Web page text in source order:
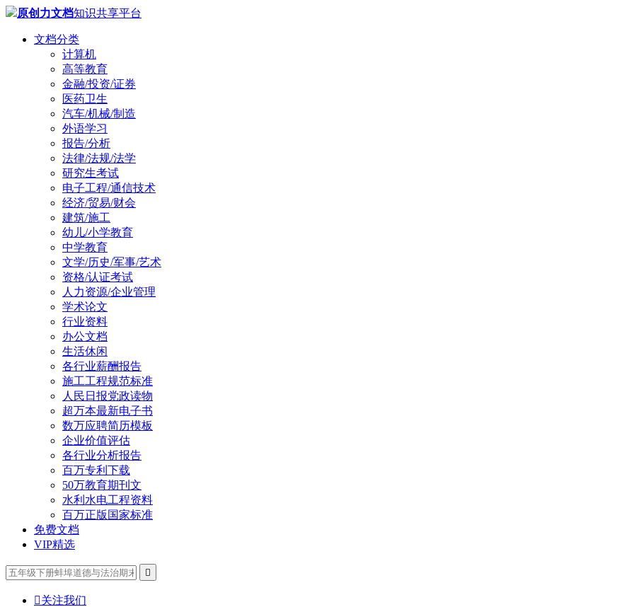
原创力文档知识共享平台
文档分类
计算机
高等教育
金融/投资/证券
医药卫生
汽车/机械/制造
外语学习
报告/分析
法律/法规/法学
研究生考试
电子工程/通信技术
经济/贸易/财会
建筑/施工
幼儿/小学教育
中学教育
文学/历史/军事/艺术
资格/认证考试
人力资源/企业管理
学术论文
行业资料
办公文档
生活休闲
各行业薪酬报告
施工工程规范标准
人民日报党政读物
超万本最新电子书
数万应聘简历模板
企业价值评估
各行业分析报告
百万专利下载
50万教育期刊文
水利水电工程资料
百万正版国家标准
免费文档
VIP精选

关注我们